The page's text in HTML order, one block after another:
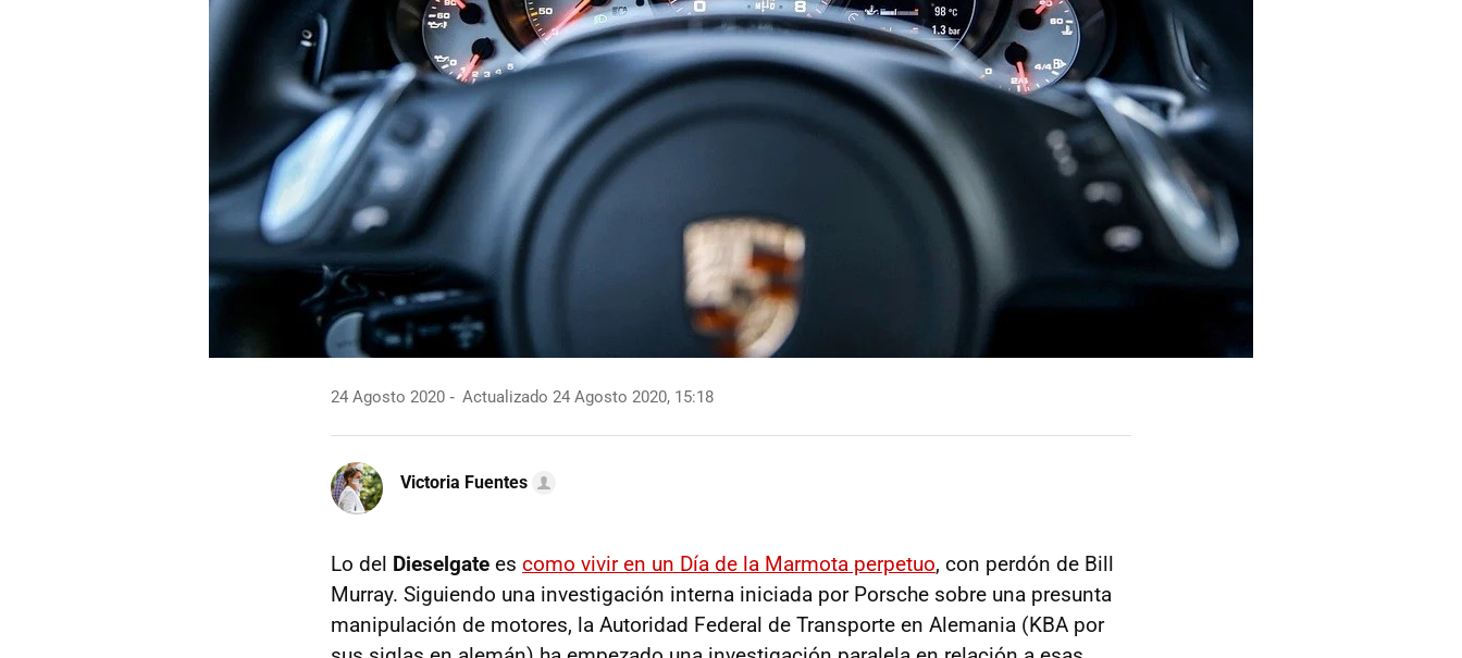
24 Agosto 2020 Actualizado 24 Agosto 2020, 15:18
Victoria Fuentes
Lo del Dieselgate es como vivir en un Día de la Marmota perpetuo, con perdón de Bill
Murray. Siguiendo una investigación interna iniciada por Porsche sobre una presunta
manipulación de motores, la Autoridad Federal de Transporte en Alemania (KBA por